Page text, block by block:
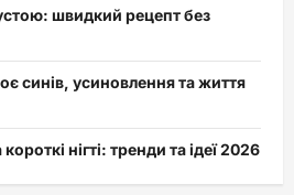
швидкий рецепт без
синів, усиновлення та життя
нігті: тренди та ідеї 2026